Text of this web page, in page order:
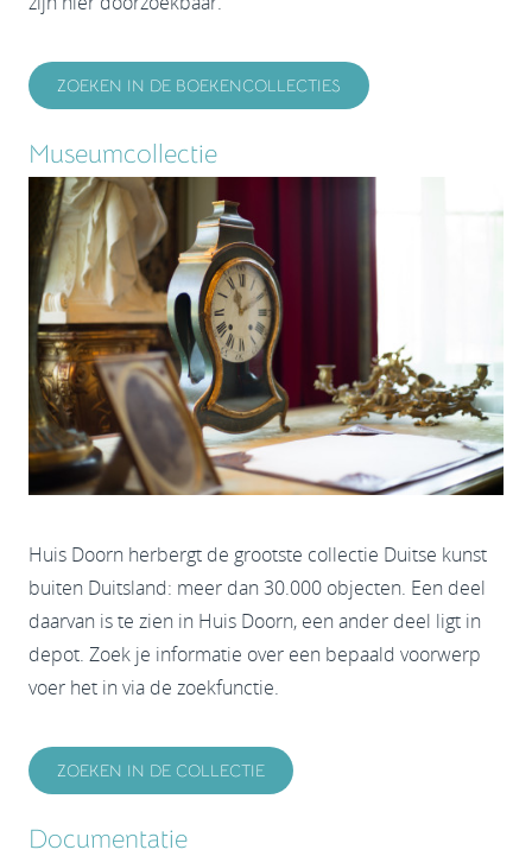
ZOEKEN IN DE BOEKENCOLLECTIES
Museumcollectie
Huis Doorn herbergt de grootste collectie Duitse kunst
buiten Duitsland: meer dan 30.000 objecten. Een deel
daarvan is te zien in Huis Doorn, een ander deel ligt in
depot. Zoek je informatie over een bepaald voorwerp
voer het in via de zoekfunctie.
ZOEKEN IN DE COLLECTIE
Documentatie